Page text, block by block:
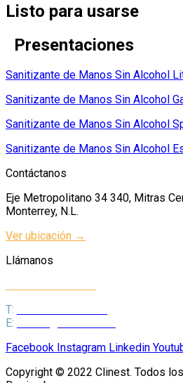
Listo para usarse
Presentaciones
Sanitizante de Manos Sin Alcohol
Sanitizante de Manos Sin Alcohol
Sanitizante de Manos Sin Alcohol
Sanitizante de Manos Sin Alcohol
Contáctanos
Eje Metropolitano 34 340, Mitras
Monterrey, N.L.
Ver ubicación →
Llámanos
T:
E:
Facebook Instagram Linkedin
Copyright © 2022 Clinest. Todos